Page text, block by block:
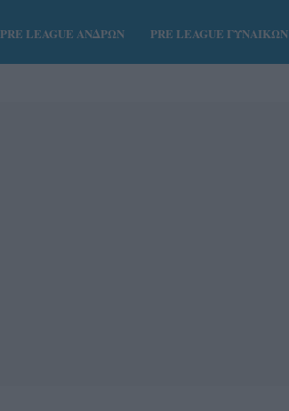
PRE LEAGUE ΑΝΔΡΩΝ PRE LEAGUE ΓΥΝΑΙΚΩΝ